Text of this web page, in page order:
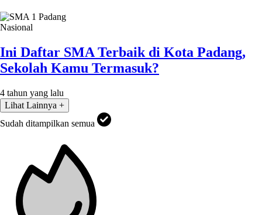
Nasional
Ini Daftar SMA Terbaik di Kota Padang,
Sekolah Kamu Termasuk?
4 tahun yang lalu
Lihat Lainnya +
Sudah ditampilkan semua